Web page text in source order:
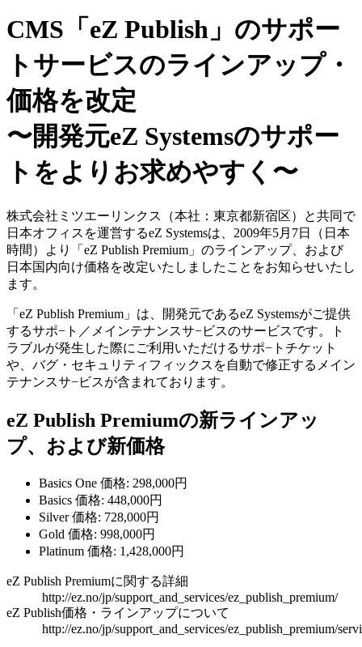
CMS「eZ Publish」のサポー
トサービスのラインアップ・
価格を改定
〜開発元eZ Systemsのサポー
トをよりお求めやすく〜
株式会社ミツエーリンクス（本社：東京都新宿区）と共同で
日本オフィスを運営するeZ Systemsは、2009年5月7日（日本
時間）より「eZ Publish Premium」のラインアップ、および
日本国内向け価格を改定いたしましたことをお知らせいたし
ます。
「eZ Publish Premium」は、開発元であるeZ Systemsがご提供
するサポ−ト／メインテナンスサ−ビスのサービスです。ト
ラブルが発生した際にご利用いただけるサポ−トチケット
や、バグ・セキュリティフィックスを自動で修正するメイン
テナンスサ−ビスが含まれております。
eZ Publish Premiumの新ラインアッ
プ、および新価格
Basics One 価格: 298,000円
Basics 価格: 448,000円
Silver 価格: 728,000円
Gold 価格: 998,000円
Platinum 価格: 1,428,000円
eZ Publish Premiumに関する詳細
http://ez.no/jp/support_and_services/ez_publish_premium/
eZ Publish価格・ラインアップについて
http://ez.no/jp/support_and_services/ez_publish_premium/